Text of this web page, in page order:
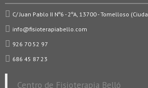
C/ Juan Pablo II Nº6 - 2ºA, 13700 - Tomelloso
info@fisioterapiabello.com
926 70 52 97
686 45 87 23
Centro de Fisioterapia Belló